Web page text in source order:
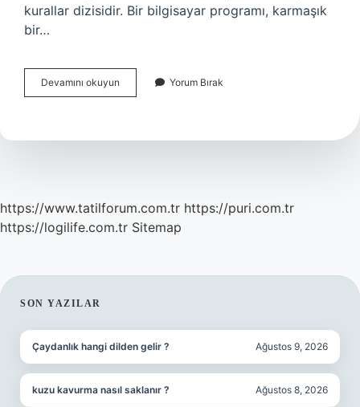
kurallar dizisidir. Bir bilgisayar programı, karmaşık
bir…
Devamını okuyun Problem
Çözme
Nedir
Yorum Bırak
https://www.tatilforum.com.tr https://puri.com.tr
https://logilife.com.tr Sitemap
SIDEBAR
SON YAZILAR
Çaydanlık hangi dilden gelir ? Ağustos 9, 2026
kuzu kavurma nasıl saklanır ? Ağustos 8, 2026